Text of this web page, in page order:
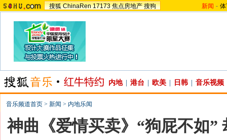
搜狐 ChinaRen 17173 焦点房地产 搜狗 新闻 -
内地 港台 欧美 日韩 音乐视频
音乐频道首页 > 新闻 > 内地乐闻
神曲《爱情买卖》“狗屁不如”